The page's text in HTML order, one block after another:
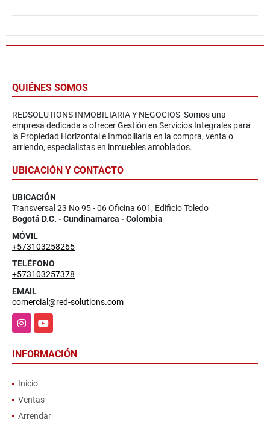
QUIÉNES SOMOS
REDSOLUTIONS INMOBILIARIA Y NEGOCIOS Somos una
empresa dedicada a ofrecer Gestión en Servicios Integrales para
la Propiedad Horizontal e Inmobiliaria en la compra, venta o
arriendo, especialistas en inmuebles amoblados.
UBICACIÓN Y CONTACTO
UBICACIÓN
Transversal 23 No 95 - 06 Oficina 601, Edificio Toledo
Bogotá D.C. - Cundinamarca - Colombia
MÓVIL
+573103258265
TELÉFONO
+573103257378
EMAIL
comercial@red-solutions.com
InstagramYouTube
INFORMACIÓN
Inicio
Ventas
Arrendar